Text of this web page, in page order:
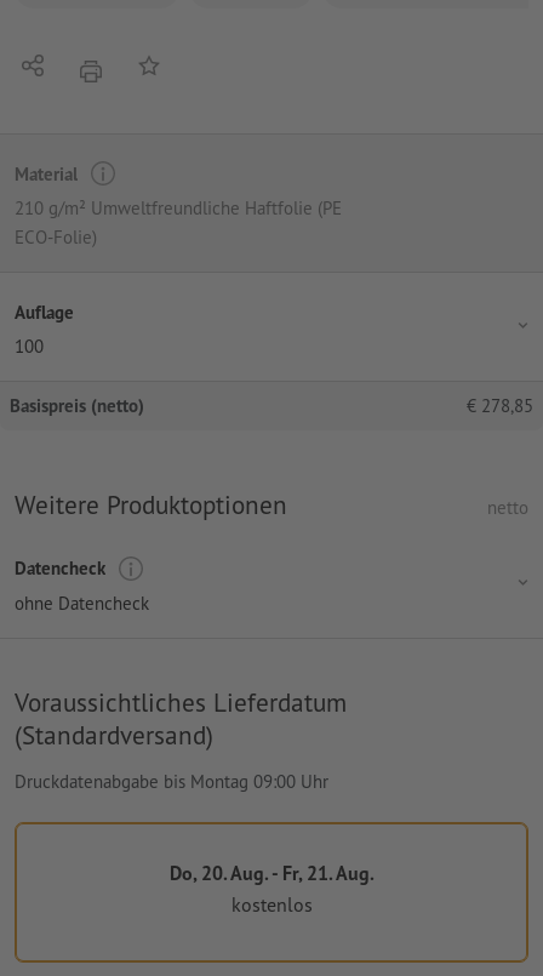
Teilen DruckenAuf die Merkliste
Material
210 g/m² Umweltfreundliche Haftfolie (PE
ECO-Folie)
Auflage
100
Basispreis (netto) € 278,85
Weitere Produktoptionen netto
Datencheck
ohne Datencheck
Voraussichtliches Lieferdatum
(Standardversand)
Druckdatenabgabe bis Montag 09:00 Uhr
Do, 20. Aug. - Fr, 21. Aug.
kostenlos